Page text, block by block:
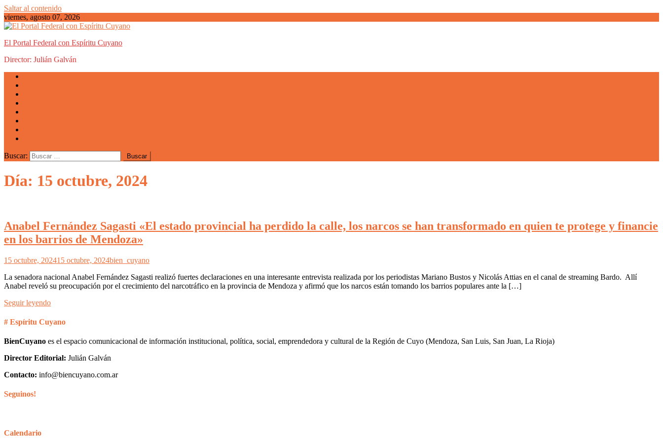
Saltar al contenido
viernes, agosto 07, 2026
El Portal Federal con Espíritu Cuyano
Director: Julián Galván
Buscar:
Día: 15 octubre, 2024
Anabel Fernández Sagasti «El estado provincial ha perdido la calle, los narcos se han transformado en quien te protege y financie
en los barrios de Mendoza»
15 octubre, 202415 octubre, 2024bien_cuyano
La senadora nacional Anabel Fernández Sagasti realizó fuertes declaraciones en una interesante entrevista realizada por los periodistas Mariano Bustos y Nicolás Attias en el canal de streaming Bardo. Allí
Anabel reveló su preocupación por el crecimiento del narcotráfico en la provincia de Mendoza y afirmó que los narcos están tomando los barrios populares ante la […]
Seguir leyendo
# Espíritu Cuyano
BienCuyano es el espacio comunicacional de información institucional, política, social, emprendedora y cultural de la Región de Cuyo (Mendoza, San Luis, San Juan, La Rioja)
Director Editorial: Julián Galván
Contacto: info@biencuyano.com.ar
Seguinos!
Calendario